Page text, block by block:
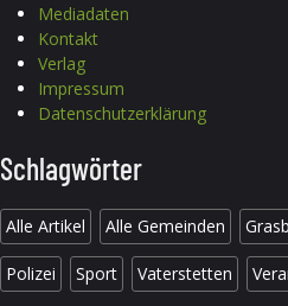
Mediadaten
Kontakt
Verlag
Impressum
Datenschutzerklärung
Schlagwörter
Alle Artikel Alle Gemeinden
Polizei Sport Vaterstetten